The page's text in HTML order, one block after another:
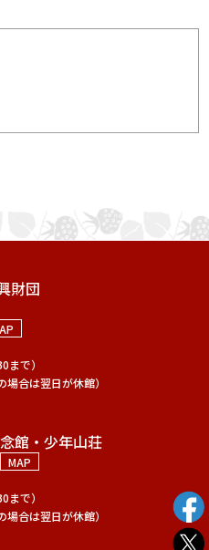
財団
で）
合は翌日が休館）
館・少年山荘
MAP
で）
合は翌日が休館）